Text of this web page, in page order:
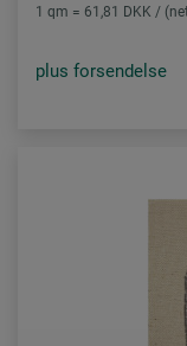
1 qm = 61,81 DKK /
plus forsendelse